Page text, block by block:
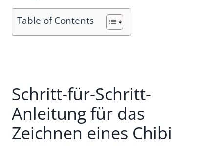
Table of Contents
Schritt-für-Schritt-
Anleitung für das
Zeichnen eines Chibi